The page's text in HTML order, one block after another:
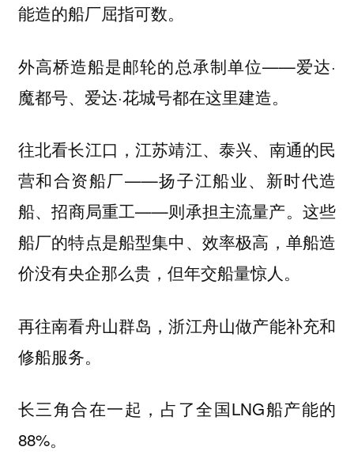
能造的船厂屈指可数。
外高桥造船是邮轮的总承制单位——爱达·
魔都号、爱达·花城号都在这里建造。
往北看长江口，江苏靖江、泰兴、南通的民
营和合资船厂——扬子江船业、新时代造
船、招商局重工——则承担主流量产。这些
船厂的特点是船型集中、效率极高，单船造
价没有央企那么贵，但年交船量惊人。
再往南看舟山群岛，浙江舟山做产能补充和
修船服务。
长三角合在一起，占了全国LNG船产能的
88%。